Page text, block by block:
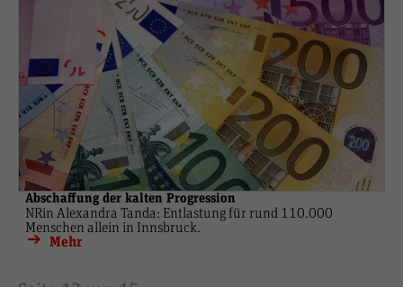
Abschaffung der kalten Progression
NRin Alexandra Tanda: Entlastung für rund 110.000
Menschen allein in Innsbruck.
Mehr